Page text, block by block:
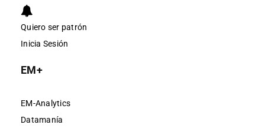
Quiero ser patrón
Inicia Sesión
EM+
EM-Analytics
Datamanía